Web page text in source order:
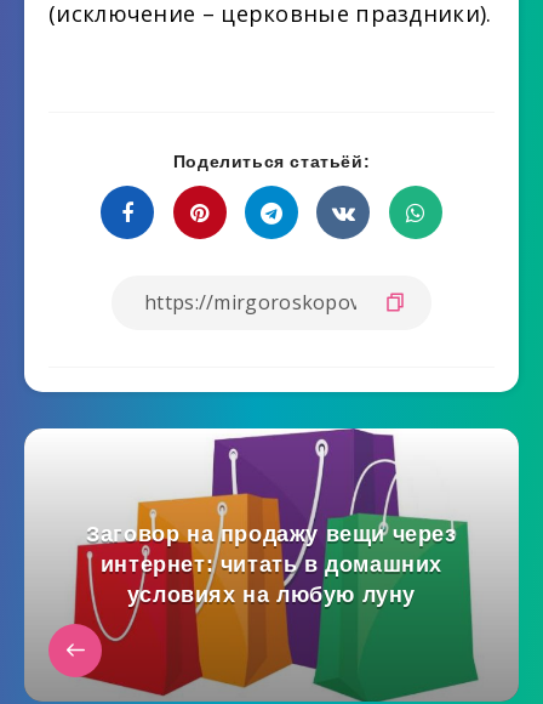
(исключение – церковные праздники).
Поделиться статьёй:
Заговор на продажу вещи через
интернет: читать в домашних
условиях на любую луну